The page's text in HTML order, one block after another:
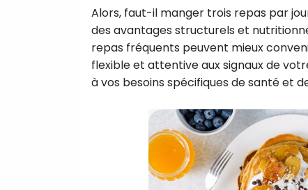
Alors, faut-il manger trois repas par
des avantages structurels et
repas fréquents peuvent mieux
flexible et attentive aux signaux de
à vos besoins spécifiques de santé et